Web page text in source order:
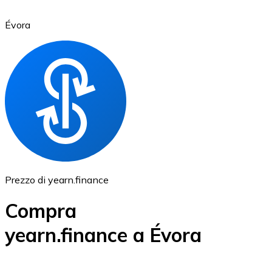
Ethereum
ETH
Évora
Prezzo di yearn.finance
Compra
yearn.finance a Évora